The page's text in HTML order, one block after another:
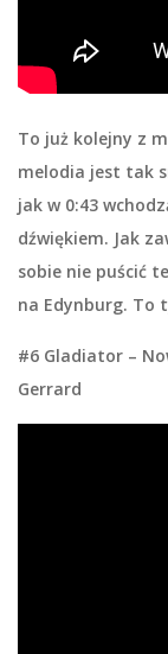
To już kolejny z
melodia jest tak
jak w 0:43
dźwiękiem. Jak
sobie nie puścić
na Edynburg. To
#6 Gladiator –
Gerrard